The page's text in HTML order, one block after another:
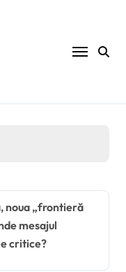
noua „frontieră
mesajul
critice?